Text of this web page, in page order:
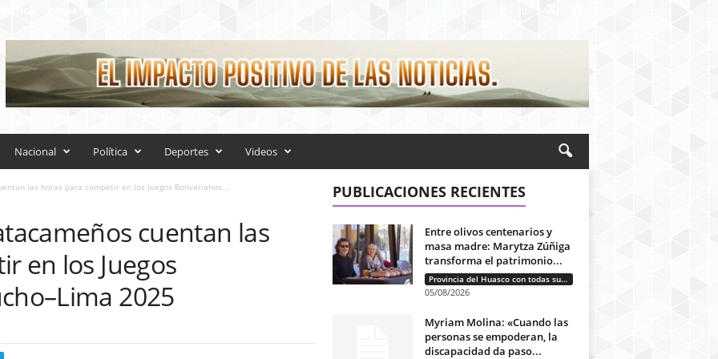
Nacional Política Deportes Videos
las horas para competir en los Juegos Bolivarianos...
cuentan las
en los Juegos
2025
PUBLICACIONES RECIENTES
Entre olivos centenarios y
masa madre: Marytza Zúñiga
transforma el patrimonio...
Provincia del Huasco con todas sus letras: Historias que unen cultura, diversidad e identidad
05/08/2026
Myriam Molina: «Cuando las
personas se empoderan, la
discapacidad da paso...